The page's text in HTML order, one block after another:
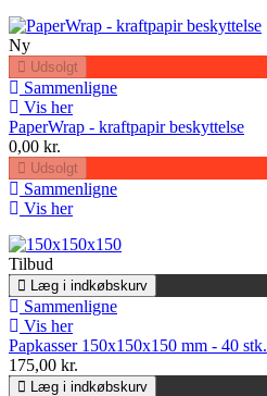
Ny
Udsolgt
Sammenligne
Vis her
PaperWrap - kraftpapir beskyttelse
0,00 kr.
Udsolgt
Sammenligne
Vis her
Tilbud
Læg i indkøbskurv
Sammenligne
Vis her
Papkasser 150x150x150 mm - 40 stk.
175,00 kr.
Læg i indkøbskurv